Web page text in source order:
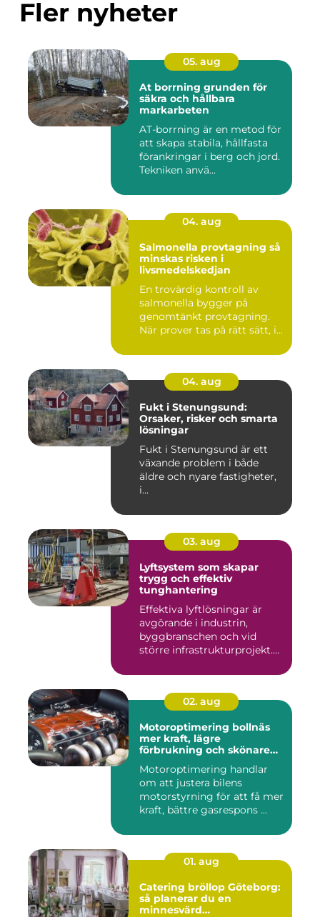
Fler nyheter
05. aug
At borrning grunden för
säkra och hållbara
markarbeten
AT-borrning är en metod för
att skapa stabila, hållfasta
förankringar i berg och jord.
Tekniken anvä...
04. aug
Salmonella provtagning så
minskas risken i
livsmedelskedjan
En trovärdig kontroll av
salmonella bygger på
genomtänkt provtagning.
När prover tas på rätt sätt, i...
04. aug
Fukt i Stenungsund:
Orsaker, risker och smarta
lösningar
Fukt i Stenungsund är ett
växande problem i både
äldre och nyare fastigheter,
i...
03. aug
Lyftsystem som skapar
trygg och effektiv
tunghantering
Effektiva lyftlösningar är
avgörande i industrin,
byggbranschen och vid
större infrastrukturprojekt....
02. aug
Motoroptimering bollnäs
mer kraft, lägre
förbrukning och skönare
Motoroptimering handlar
om att justera bilens
motorstyrning för att få mer
kraft, bättre gasrespons ...
01. aug
Catering bröllop Göteborg:
så planerar du en
minnesvärd